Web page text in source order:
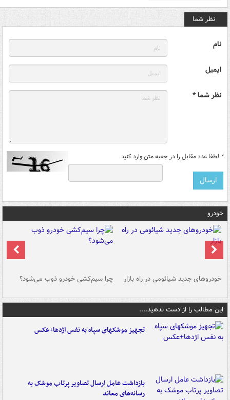
نظر شما
نام
ایمیل
نظر شما *
* لطفا عدد مقابل را در جعبه متن وارد کنید
خودرو
خودروهای جدید شیائومی در راه بازار چرا سیم‌کشی خودرو ذوب می‌شود؟
این مطالب را از دست ندهید....
تجهیز موشکهای سپاه به نفس اژدها+عکس
بازداشت عامل ارسال تصاویر پرتاب موشک به
رسانه‌های معاند